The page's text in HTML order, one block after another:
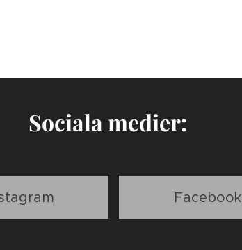
Sociala medier:
Facebook